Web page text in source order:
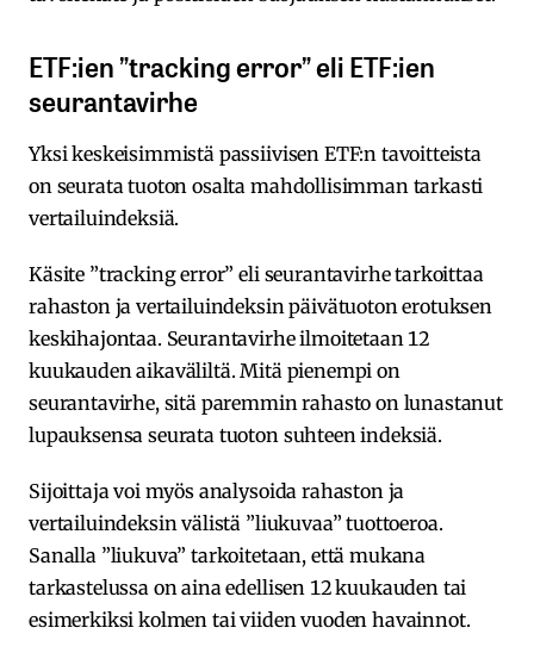
ETF:ien ”tracking error” eli ETF:ien
seurantavirhe
Yksi keskeisimmistä passiivisen ETF:n tavoitteista
on seurata tuoton osalta mahdollisimman tarkasti
vertailuindeksiä.
Käsite ”tracking error” eli seurantavirhe tarkoittaa
rahaston ja vertailuindeksin päivätuoton erotuksen
keskihajontaa. Seurantavirhe ilmoitetaan 12
kuukauden aikaväliltä. Mitä pienempi on
seurantavirhe, sitä paremmin rahasto on lunastanut
lupauksensa seurata tuoton suhteen indeksiä.
Sijoittaja voi myös analysoida rahaston ja
vertailuindeksin välistä ”liukuvaa” tuottoeroa.
Sanalla ”liukuva” tarkoitetaan, että mukana
tarkastelussa on aina edellisen 12 kuukauden tai
esimerkiksi kolmen tai viiden vuoden havainnot.